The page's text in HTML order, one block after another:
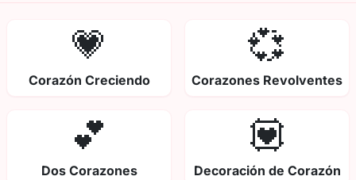
💗
Corazón Creciendo
💞
Corazones Revolventes
💕
Dos Corazones
💟
Decoración de Corazón